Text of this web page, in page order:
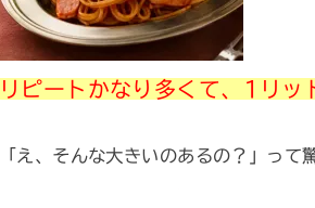
リピートかなり多くて、1リッ
「え、そんな大きいのあるの？」って